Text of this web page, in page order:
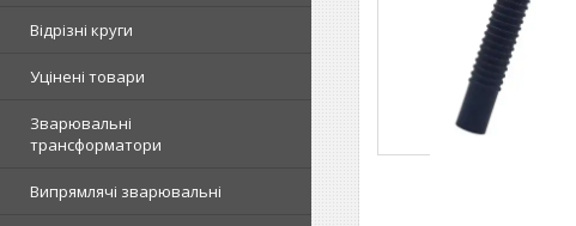
Відрізні круги
Уцінені товари
Зварювальні
трансформатори
Випрямлячі зварювальні